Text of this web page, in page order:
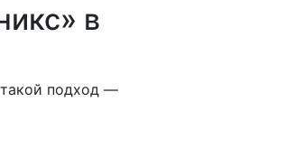
в
подход —